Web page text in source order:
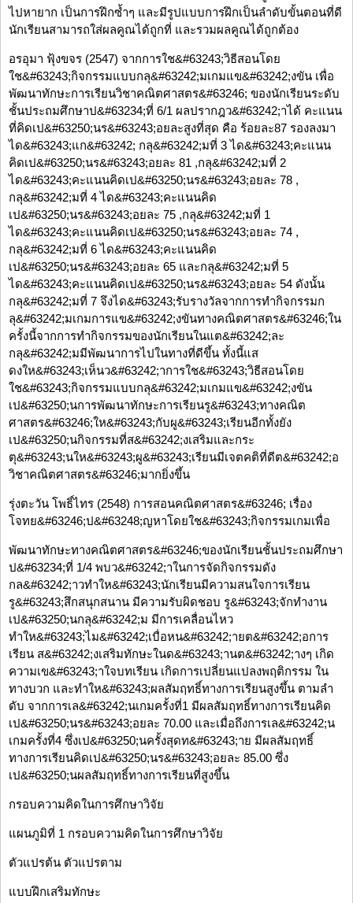
ไปหายาก เป็นการฝึกซ้ำๆ และมีรูปแบบการฝึกเป็นลำดับขั้นตอนที่ดี
นักเรียนสามารถใส่ผลคูณได้ถูกที่ และรวมผลคูณได้ถูกต้อง
อรอุมา ฟุ้งขจร (2547) จากการใช&#63243;วิธีสอนโดย
ใช&#63243;กิจกรรมแบบกลุ&#63242;มเกมแข&#63242;งขัน เพื่อ
พัฒนาทักษะการเรียนวิชาคณิตศาสตร&#63246; ของนักเรียนระดับ
ชั้นประถมศึกษาป&#63234;ที่ 6/1 ผลปรากฎว&#63242;าได้ คะแนน
ที่คิดเป&#63250;นร&#63243;อยละสูงที่สุด คือ ร้อยละ87 รองลงมา
ได&#63243;แก&#63242; กลุ&#63242;มที่ 3 ได&#63243;คะแนน
คิดเป&#63250;นร&#63243;อยละ 81 ,กลุ&#63242;มที่ 2
ได&#63243;คะแนนคิดเป&#63250;นร&#63243;อยละ 78 ,
กลุ&#63242;มที่ 4 ได&#63243;คะแนนคิด
เป&#63250;นร&#63243;อยละ 75 ,กลุ&#63242;มที่ 1
ได&#63243;คะแนนคิดเป&#63250;นร&#63243;อยละ 74 ,
กลุ&#63242;มที่ 6 ได&#63243;คะแนนคิด
เป&#63250;นร&#63243;อยละ 65 และกลุ&#63242;มที่ 5
ได&#63243;คะแนนคิดเป&#63250;นร&#63243;อยละ 54 ดังนั้น
กลุ&#63242;มที่ 7 จึงได&#63243;รับรางวัลจากการทํากิจกรรมก
ลุ&#63242;มเกมการแข&#63242;งขันทางคณิตศาสตร&#63246;ใน
ครั้งนี้จากการทํากิจกรรมของนักเรียนในแต&#63242;ละ
กลุ&#63242;มมีพัฒนาการไปในทางที่ดีขึ้น ทั้งนี้แส
ดงให&#63243;เห็นว&#63242;าการใช&#63243;วิธีสอนโดย
ใช&#63243;กิจกรรมแบบกลุ&#63242;มเกมแข&#63242;งขัน
เป&#63250;นการพัฒนาทักษะการเรียนรู&#63243;ทางคณิต
ศาสตร&#63246;ให&#63243;กับผู&#63243;เรียนอีกทั้งยัง
เป&#63250;นกิจกรรมที่ส&#63242;งเสริมและกระ
ตุ&#63243;นให&#63243;ผู&#63243;เรียนมีเจตคติที่ดีต&#63242;อ
วิชาคณิตศาสตร&#63246;มากยิ่งขึ้น
รุ่งตะวัน โพธิ์ไทร (2548) การสอนคณิตศาสตร&#63246; เรื่อง
โจทย&#63246;ป&#63248;ญหาโดยใช&#63243;กิจกรรมเกมเพื่อ
พัฒนาทักษะทางคณิตศาสตร&#63246;ของนักเรียนชั้นประถมศึกษา
ป&#63234;ที่ 1/4 พบว&#63242;าในการจัดกิจกรรมดัง
กล&#63242;าวทําให&#63243;นักเรียนมีความสนใจการเรียน
รู&#63243;สึกสนุกสนาน มีความรับผิดชอบ รู&#63243;จักทํางาน
เป&#63250;นกลุ&#63242;ม มีการเคลื่อนไหว
ทําให&#63243;ไม&#63242;เบื่อหน&#63242;ายต&#63242;อการ
เรียน ส&#63242;งเสริมทักษะในด&#63243;านต&#63242;างๆ เกิด
ความเข&#63243;าใจบทเรียน เกิดการเปลี่ยนแปลงพฤติกรรม ใน
ทางบวก และทําให&#63243;ผลสัมฤทธิ์ทางการเรียนสูงขึ้น ตามลํา
ดับ จากการเล&#63242;นเกมครั้งที่1 มีผลสัมฤทธิ์ทางการเรียนคิด
เป&#63250;นร&#63243;อยละ 70.00 และเมื่อถึงการเล&#63242;น
เกมครั้งที่4 ซึ่งเป&#63250;นครั้งสุดท&#63243;าย มีผลสัมฤทธิ์
ทางการเรียนคิดเป&#63250;นร&#63243;อยละ 85.00 ซึ่ง
เป&#63250;นผลสัมฤทธิ์ทางการเรียนที่สูงขึ้น
กรอบความคิดในการศึกษาวิจัย
แผนภูมิที่ 1 กรอบความคิดในการศึกษาวิจัย
ตัวแปรต้น ตัวแปรตาม
แบบฝึกเสริมทักษะ